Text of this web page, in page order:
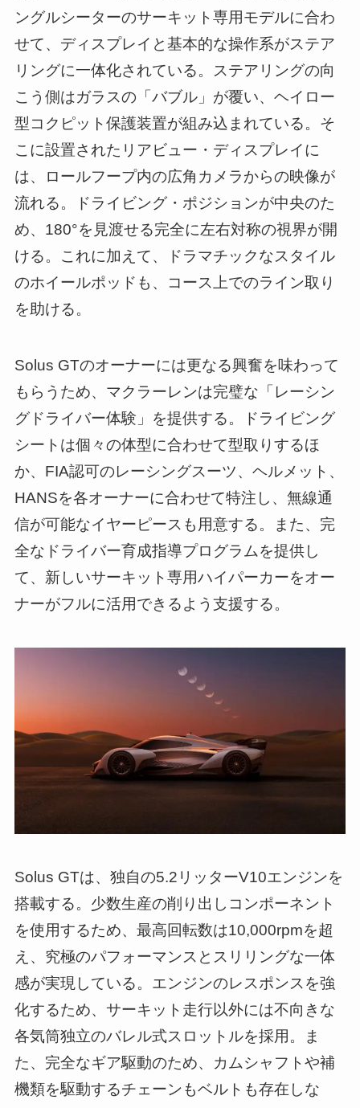
ングルシーターのサーキット専用モデルに合わ
せて、ディスプレイと基本的な操作系がステア
リングに一体化されている。ステアリングの向
こう側はガラスの「バブル」が覆い、ヘイロー
型コクピット保護装置が組み込まれている。そ
こに設置されたリアビュー・ディスプレイに
は、ロールフープ内の広角カメラからの映像が
流れる。ドライビング・ポジションが中央のた
め、180°を見渡せる完全に左右対称の視界が開
ける。これに加えて、ドラマチックなスタイル
のホイールポッドも、コース上でのライン取り
を助ける。
Solus GTのオーナーには更なる興奮を味わって
もらうため、マクラーレンは完璧な「レーシン
グドライバー体験」を提供する。ドライビング
シートは個々の体型に合わせて型取りするほ
か、FIA認可のレーシングスーツ、ヘルメット、
HANSを各オーナーに合わせて特注し、無線通
信が可能なイヤーピースも用意する。また、完
全なドライバー育成指導プログラムを提供し
て、新しいサーキット専用ハイパーカーをオー
ナーがフルに活用できるよう支援する。
Solus GTは、独自の5.2リッターV10エンジンを
搭載する。少数生産の削り出しコンポーネント
を使用するため、最高回転数は10,000rpmを超
え、究極のパフォーマンスとスリリングな一体
感が実現している。エンジンのレスポンスを強
化するため、サーキット走行以外には不向きな
各気筒独立のバレル式スロットルを採用。ま
た、完全なギア駆動のため、カムシャフトや補
機類を駆動するチェーンもベルトも存在しな